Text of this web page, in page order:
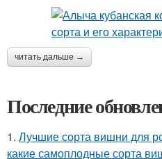
читать дальше →
Последние
1. Лучшие сорта вишни для
какие самоплодные сорта